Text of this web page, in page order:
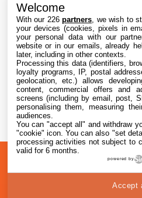
Le Mac Pro fête ses 20
son abandon définitif
7 Aug. 2026 • 14:30
propos
Préférences
cookies
Welcome
With our 226partners , we wish to
your devices (cookies, pixels in
your personal data with our
website or in our emails, already
later, including in other contexts.
Processing this data (identifiers,
loyalty programs, IP, postal
geolocation, etc.) allows
content, commercial offers and
screens (including by email, post,
personalising them, measuring
audiences.
You can "accept all" and withdraw
"cookie" icon. You can also "set
processing activities not subject to
valid for 6 months.
powered by
Accept